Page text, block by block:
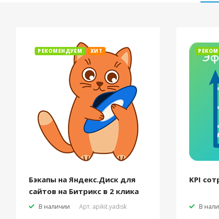
РЕКОМЕНДУЕМ ХИТ
Бэкапы на Яндекс.Диск для
сайтов на Битрикс в 2 клика
В наличии Арт. apikit.yadisk
KPI
В